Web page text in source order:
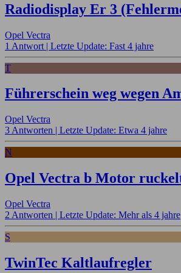
Radiodisplay Er 3
Opel Vectra
1 Antwort | Letzte Update: Fast 4 jahre
T
Führerschein weg wegen
Opel Vectra
3 Antworten | Letzte Update: Etwa 4 jahre
N
Opel Vectra b Motor
Opel Vectra
2 Antworten | Letzte Update: Mehr als 4 jahre
S
TwinTec Kaltlaufregler